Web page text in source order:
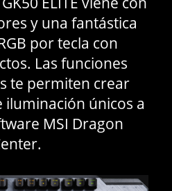
y una fantástica
por tecla con
Las funciones
te permiten crear
iluminación únicos a
MSI Dragon